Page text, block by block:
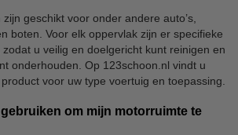
geschikt voor onder andere auto’s,
boten. Voor elk oppervlak zijn er specifieke
u veilig en doelgericht kunt reinigen en
onderhouden. Op 123schoon.nl vindt u
voor uw type voertuig en toepassing.
om mijn motorruimte te